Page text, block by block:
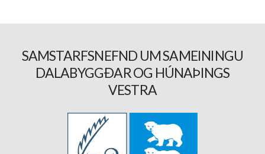
SAMSTARFSNEFND UM SAMEININGU
DALABYGGÐAR OG HÚNAÞINGS
VESTRA